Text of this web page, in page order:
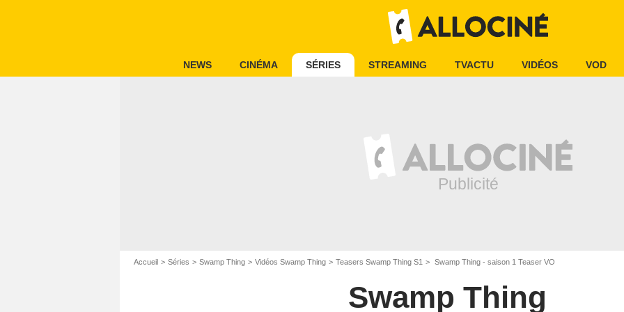
NEWS CINÉMA SÉRIES STREAMING TVACTU VIDÉOS VOD
Accueil Séries Swamp Thing Vidéos Swamp Thing Teasers Swamp Thing S1 Swamp Thing - saison 1 Teaser VO
Swamp Thing